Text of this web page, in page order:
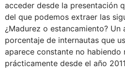
acceder desde la presentación
del que podemos extraer las
¿Madurez o estancamiento? Un
porcentaje de internautas que
aparece constante no
prácticamente desde el año